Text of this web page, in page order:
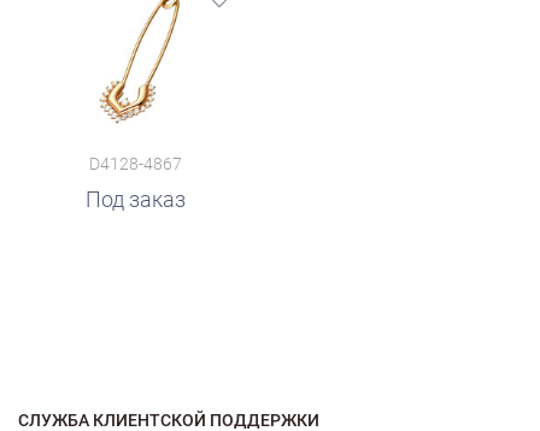
D4128-4867
Под заказ
СЛУЖБА КЛИЕНТСКОЙ ПОДДЕРЖКИ